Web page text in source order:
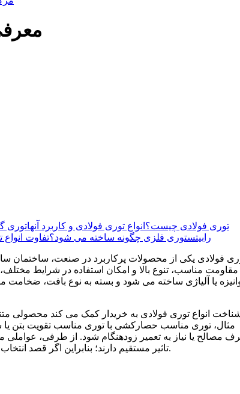
توری فولادی چیست؟ انواع توری فولادی و کاربرد آنهاتوری
رابیتستوری فلزی چگونه ساخته می شود؟تفاوت انواع
فولادی یکی از محصولات پرکاربرد در صنعت،
مقاومت مناسب، تنوع بالا و امکان استفاده در شرایط
یا آلیاژی ساخته می شود و بسته به نوع بافت،
انواع توری فولادی به خریدار کمک می کند محصولی
مثال، توری مناسب حصارکشی با توری مناسب تقویت بتن یا
مصالح یا نیاز به تعمیر زودهنگام شود. از طرفی، عواملی
تاثیر مستقیم دارند؛ بنابراین اگر قصد انتخاب درست و اقتصادی دارید، ادامه مقاله می تواند راهنمای خوبی برای شما باشد.